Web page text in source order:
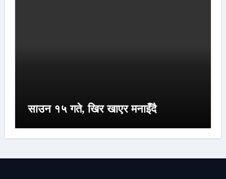
साउन १५ गते, खिर खाएर मनाइँदै